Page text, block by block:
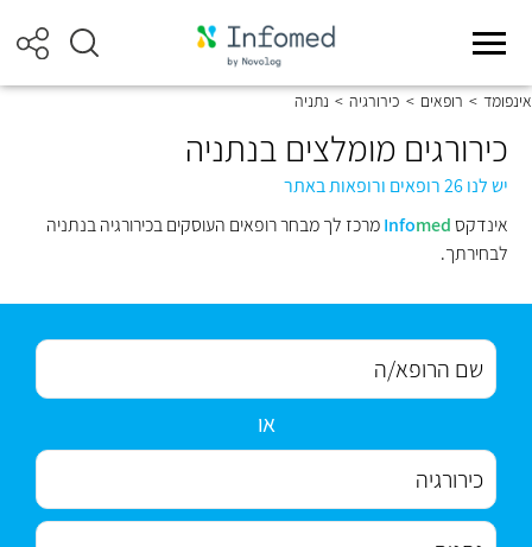
אינפומד > רופאים > כירורגיה > נתניה
כירורגים מומלצים בנתניה
יש לנו 26 רופאים ורופאות באתר
אינדקס
Infomed
מרכז לך מבחר רופאים העוסקים בכירורגיה בנתניה
לבחירתך.
או